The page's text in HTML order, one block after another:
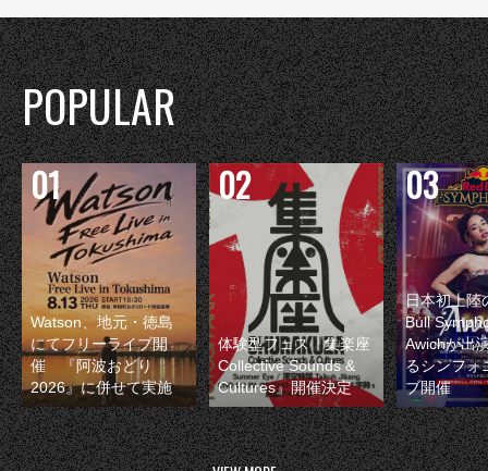
POPULAR
Watson、地元・徳島
にてフリーライブ開
催 『阿波おどり
2026』に併せて実施
体験型フェス『集楽座
Collective Sounds &
Cultures』開催決定
日本初上陸
Bull
Awichが出
るシンフォ
ブ開催